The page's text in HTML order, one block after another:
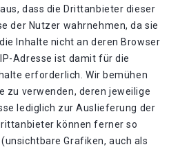
dass die Drittanbieter dieser
der Nutzer wahrnehmen, da sie
Inhalte nicht an deren Browser
Adresse ist damit für die
erforderlich. Wir bemühen
zu verwenden, deren jeweilige
lediglich zur Auslieferung der
können ferner so
Grafiken, auch als